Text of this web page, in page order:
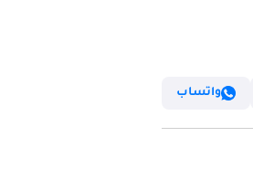
واتساب